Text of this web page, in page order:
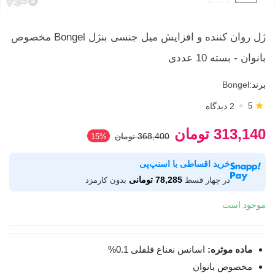
ژل روان کننده و افزایش میل جنسی بنژل Bongel مخصوص
بانوان - بسته 10 عددی
برند:Bongel
5 ★ 2 دیدگاه
313,140 تومان 368,400 تومان ‎15%
خرید اقساطی با اسنپ‌پی
در چهار قسط 78,285 تومانی بدون کارمزد
موجود است
ماده موثره: اسانس نعناع فلفلی 0.1%
مخصوص بانوان